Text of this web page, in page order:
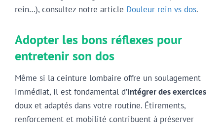
rein…), consultez notre article Douleur rein vs dos.
Adopter les bons réflexes pour
entretenir son dos
Même si la ceinture lombaire offre un soulagement
immédiat, il est fondamental d’intégrer des exercices
doux et adaptés dans votre routine. Étirements,
renforcement et mobilité contribuent à préserver